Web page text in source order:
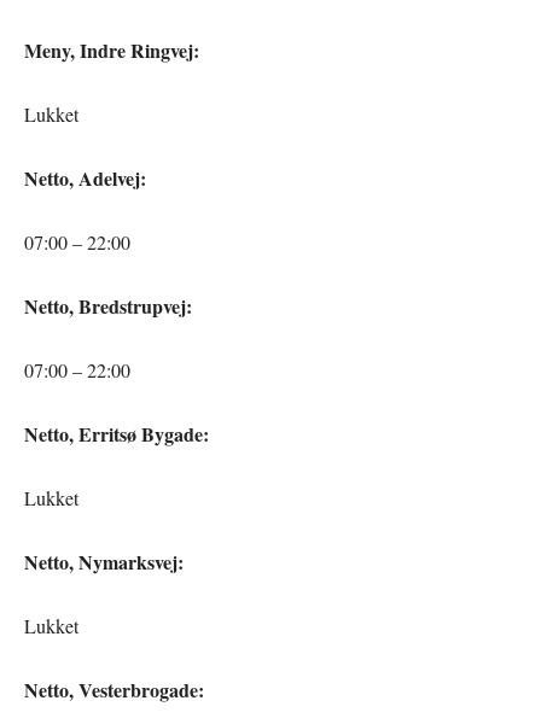
Meny, Indre Ringvej:
Lukket
Netto, Adelvej:
07:00 – 22:00
Netto, Bredstrupvej:
07:00 – 22:00
Netto, Erritsø Bygade:
Lukket
Netto, Nymarksvej:
Lukket
Netto, Vesterbrogade: